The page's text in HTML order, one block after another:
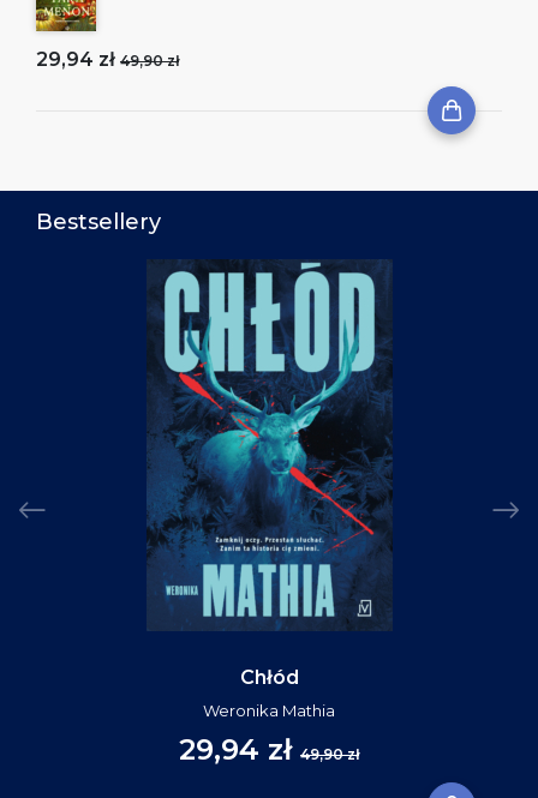
29,94 zł 49,90 zł
Bestsellery
Chłód
Weronika Mathia
29,94 zł 49,90 zł